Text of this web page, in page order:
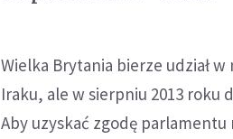
Wielka Brytania bierze udział
Iraku, ale w sierpniu 2013 roku
Aby uzyskać zgodę